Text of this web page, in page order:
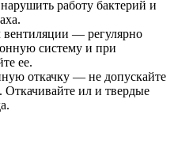
работу бактерий и
вентиляции — регулярно
систему и при
ее.
откачку — не допускайте
Откачивайте ил и твердые